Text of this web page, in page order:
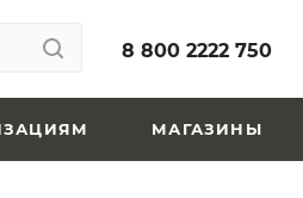
8 800 2222 750
МАГАЗИНЫ